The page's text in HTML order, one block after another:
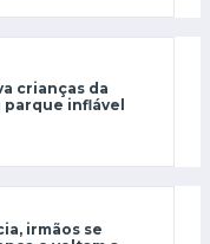
crianças da
inflável
irmãos se